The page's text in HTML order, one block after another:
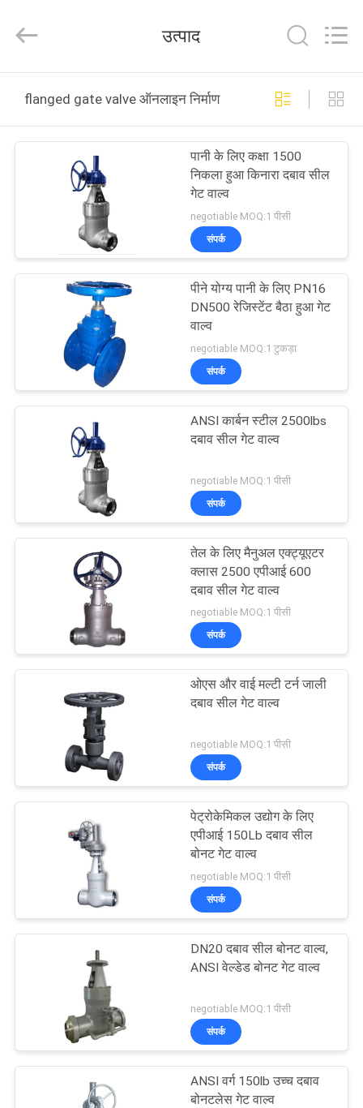
होम
उत्पाद
बारे
हमसे
संपर्क
एक
Enterprise
Management
All
Reserved.
उत्पाद
flanged gate valve ऑनलाइन निर्माण
पानी के लिए कक्षा 1500
निकला हुआ किनारा दबाव सील
गेट वाल्व
negotiable MOQ:1 पीसी
संपर्क
पीने योग्य पानी के लिए PN16
DN500 रेजिस्टेंट बैठा हुआ गेट
वाल्व
negotiable MOQ:1 टुकड़ा
संपर्क
ANSI कार्बन स्टील 2500lbs
दबाव सील गेट वाल्व
negotiable MOQ:1 पीसी
संपर्क
तेल के लिए मैनुअल एक्ट्यूएटर
क्लास 2500 एपीआई 600
दबाव सील गेट वाल्व
negotiable MOQ:1 पीसी
संपर्क
ओएस और वाई मल्टी टर्न जाली
दबाव सील गेट वाल्व
negotiable MOQ:1 पीसी
संपर्क
पेट्रोकेमिकल उद्योग के लिए
एपीआई 150Lb दबाव सील
बोनट गेट वाल्व
negotiable MOQ:1 पीसी
संपर्क
DN20 दबाव सील बोनट वाल्व,
ANSI वेल्डेड बोनट गेट वाल्व
negotiable MOQ:1 पीसी
संपर्क
ANSI वर्ग 150lb उच्च दबाव
बोनटलेस गेट वाल्व